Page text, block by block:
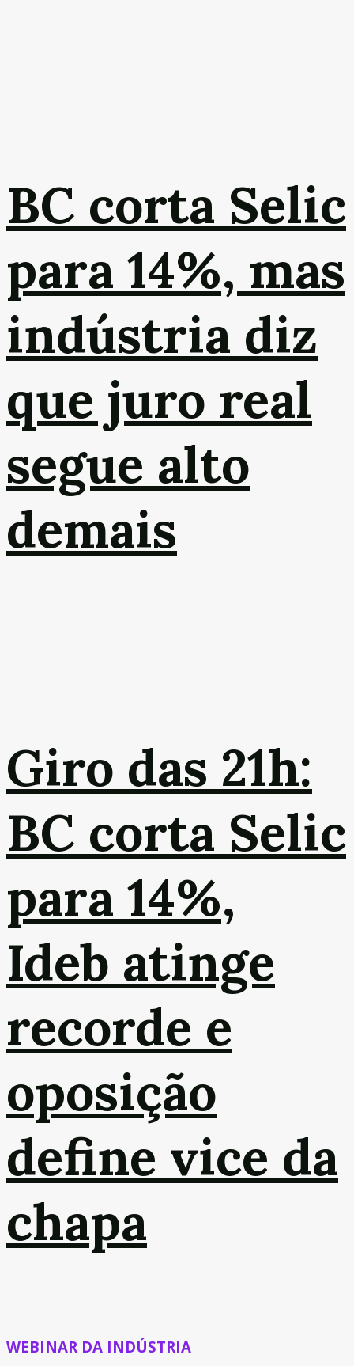
BC corta Selic
para 14%, mas
indústria diz
que juro real
segue alto
demais
Giro das 21h:
BC corta Selic
para 14%,
Ideb atinge
recorde e
oposição
define vice da
chapa
WEBINAR DA INDÚSTRIA